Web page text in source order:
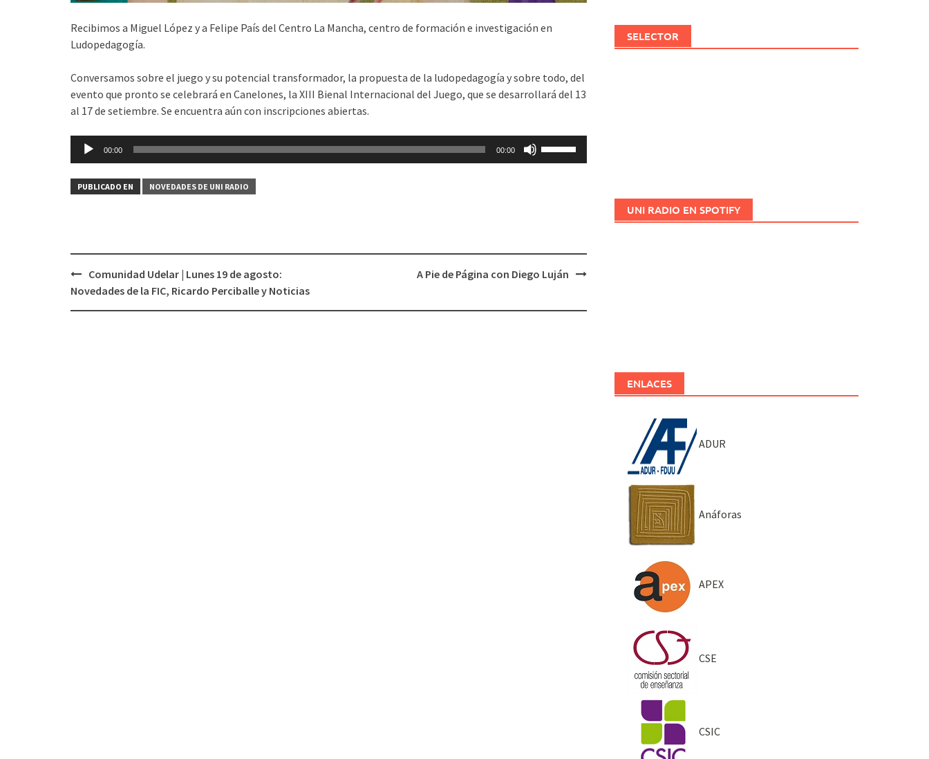
Recibimos a Miguel López y a Felipe País del Centro La Mancha, centro de formación e investigación en
Ludopedagogía.
Conversamos sobre el juego y su potencial transformador, la propuesta de la ludopedagogía y sobre todo, del
evento que pronto se celebrará en Canelones, la XIII Bienal Internacional del Juego, que se desarrollará del 13
al 17 de setiembre. Se encuentra aún con inscripciones abiertas.
Reproductor
audio
00:00 00:00
o
el
PUBLICADO EN NOVEDADES DE UNI RADIO
Navegación
Comunidad Udelar | Lunes 19 de agosto:
Novedades de la FIC, Ricardo Perciballe y Noticias
A Pie de Página con Diego Luján
SELECTOR
UNI RADIO EN SPOTIFY
ENLACES
ADUR
Anáforas
APEX
CSE
CSIC